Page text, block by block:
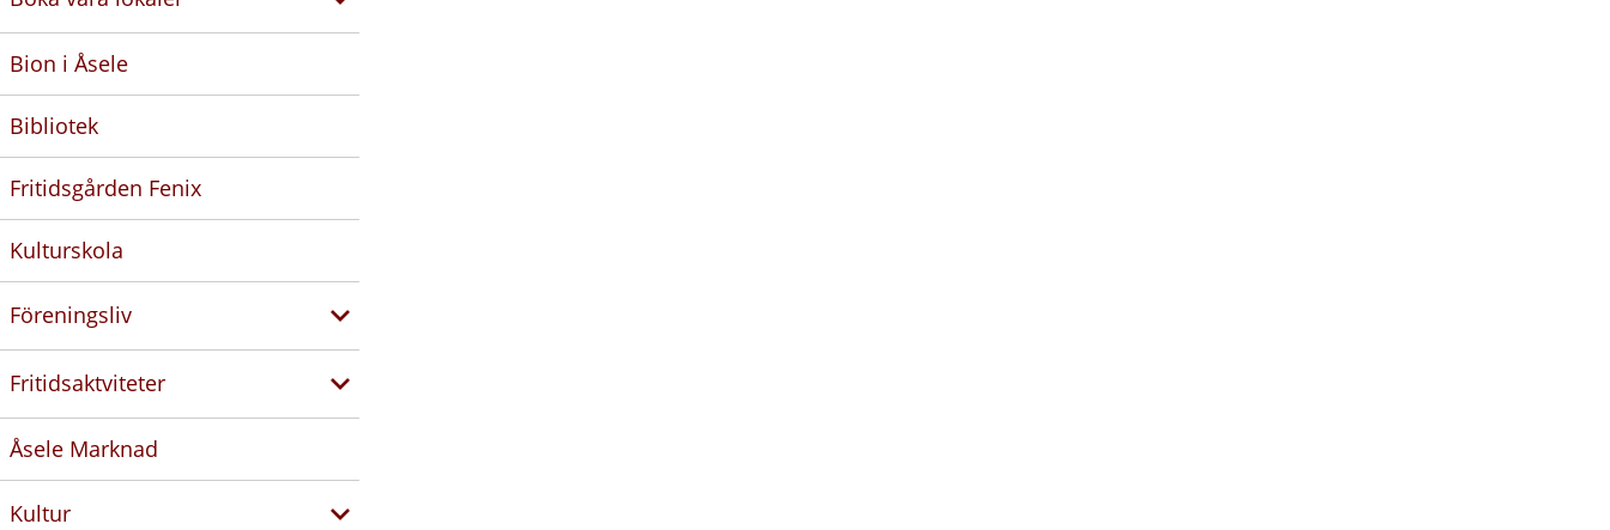
Bion i Åsele
Bibliotek
Fritidsgården Fenix
Kulturskola
Föreningsliv
Fritidsaktviteter
Åsele Marknad
Kultur